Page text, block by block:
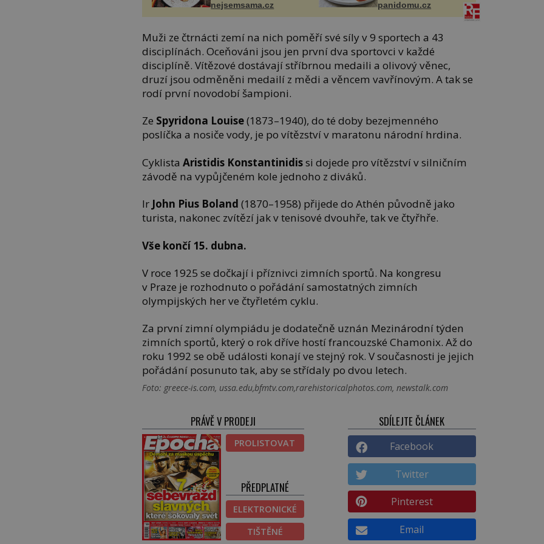
nejsemsama.cz panidomu.cz
Muži ze čtrnácti zemí na nich poměří své síly v 9 sportech a 43
disciplínách. Oceňováni jsou jen první dva sportovci v každé
disciplíně. Vítězové dostávají stříbrnou medaili a olivový věnec,
druzí jsou odměněni medailí z mědi a věncem vavřínovým. A tak se
rodí první novodobí šampioni.
Ze Spyridona Louise(1873–1940), do té doby bezejmenného
poslíčka a nosiče vody, je po vítězství v maratonu národní hrdina.
CyklistaAristidis Konstantinidissi dojede pro vítězství v silničním
závodě na vypůjčeném kole jednoho z diváků.
Ir John Pius Boland(1870–1958) přijede do Athén původně jako
turista, nakonec zvítězí jak v tenisové dvouhře, tak ve čtyřhře.
Vše končí 15. dubna.
V roce 1925 se dočkají i příznivci zimních sportů. Na kongresu
v Praze je rozhodnuto o pořádání samostatných zimních
olympijských her ve čtyřletém cyklu.
Za první zimní olympiádu je dodatečně uznán Mezinárodní týden
zimních sportů, který o rok dříve hostí francouzské Chamonix. Až do
roku 1992 se obě události konají ve stejný rok. V současnosti je jejich
pořádání posunuto tak, aby se střídaly po dvou letech.
Foto: greece-is.com, ussa.edu,bfmtv.com,rarehistoricalphotos.com, newstalk.com
PRÁVĚ V PRODEJI
PROLISTOVAT
PŘEDPLATNÉ
ELEKTRONICKÉ
TIŠTĚNÉ
SDÍLEJTE ČLÁNEK
Facebook
Twitter
Pinterest
Email